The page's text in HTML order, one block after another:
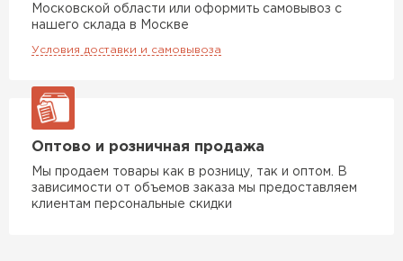
Московской области или оформить самовывоз с
нашего склада в Москве
Условия доставки и самовывоза
Оптово и розничная продажа
Мы продаем товары как в розницу, так и оптом. В
зависимости от объемов заказа мы предоставляем
клиентам персональные скидки